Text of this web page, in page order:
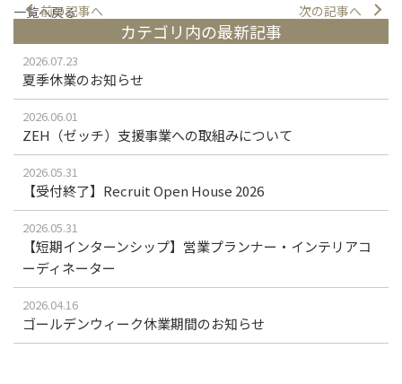
前の記事へ 次の記事へ
一覧へ戻る
カテゴリ内の最新記事
2026.07.23
夏季休業のお知らせ
2026.06.01
ZEH（ゼッチ）支援事業への取組みについて
2026.05.31
【受付終了】Recruit Open House 2026
2026.05.31
【短期インターンシップ】営業プランナー・インテリアコ
ーディネーター
2026.04.16
ゴールデンウィーク休業期間のお知らせ